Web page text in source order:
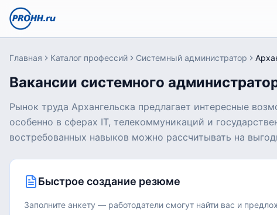
Главная Каталог профессий Системный администратор
Вакансии системного
Рынок труда Архангельска предлагает интересные
особенно в сферах IT, телекоммуникаций и
востребованных навыков можно рассчитывать на
Быстрое создание резюме
Заполните анкету — работодатели смогут найти вас и